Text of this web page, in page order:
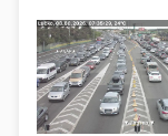
plićaka